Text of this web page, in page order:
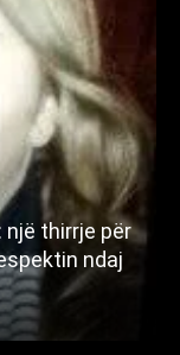
një thirrje për
ndaj